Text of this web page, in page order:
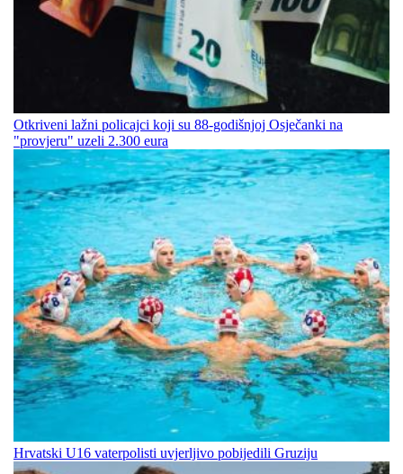
Otkriveni lažni policajci koji su 88-godišnjoj Osječanki na
"provjeru" uzeli 2.300 eura
Hrvatski U16 vaterpolisti uvjerljivo pobijedili Gruziju